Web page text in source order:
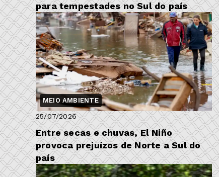
para tempestades no Sul do país
MEIO AMBIENTE
25/07/2026
Entre secas e chuvas, El Niño
provoca prejuízos de Norte a Sul do
país